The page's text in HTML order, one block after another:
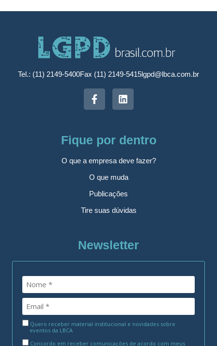
Tel.: (11) 2149-5400Fax (11) 2149-5415lgpd@lbca.com.br
Fique por dentro
O que a empresa deve fazer?
O que muda
Publicações
Tire suas dúvidas
Newsletter
Quero receber material institucional e novidades sobre
eventos da LBCA
Concordo em receber comunicações de acordo com meus